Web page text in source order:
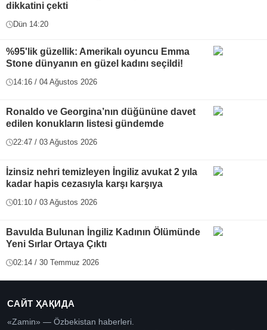
dikkatini çekti
Dün 14:20
%95'lik güzellik: Amerikalı oyuncu Emma
Stone dünyanın en güzel kadını seçildi!
14:16 / 04 Ağustos 2026
Ronaldo ve Georgina’nın düğününe davet
edilen konukların listesi gündemde
22:47 / 03 Ağustos 2026
İzinsiz nehri temizleyen İngiliz avukat 2 yıla
kadar hapis cezasıyla karşı karşıya
01:10 / 03 Ağustos 2026
Bavulda Bulunan İngiliz Kadının Ölümünde
Yeni Sırlar Ortaya Çıktı
02:14 / 30 Temmuz 2026
САЙТ ҲАҚИДА
«Zamin» — Özbekistan haberleri.